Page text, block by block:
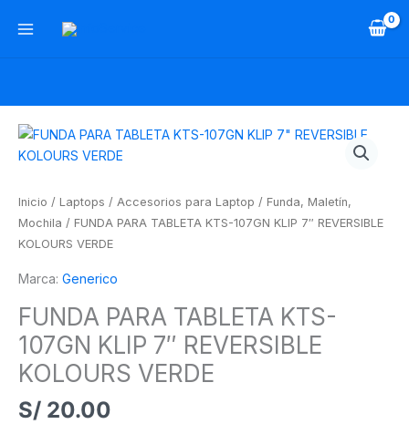
Inicio / Laptops / Accesorios para Laptop / Funda, Maletín,
Mochila / FUNDA PARA TABLETA KTS-107GN KLIP 7″ REVERSIBLE
KOLOURS VERDE
Marca: Generico
FUNDA PARA TABLETA KTS-
107GN KLIP 7″ REVERSIBLE
KOLOURS VERDE
S/ 20.00
FUNDA
PARA
KTS-
107GN
KLIP
REVERSIBLE
VERDE
cantidad